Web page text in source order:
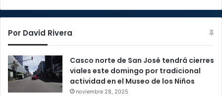
Por David Rivera
Casco norte de San José tendrá cierres
viales este domingo por tradicional
actividad en el Museo de los Niños
noviembre 28, 2025